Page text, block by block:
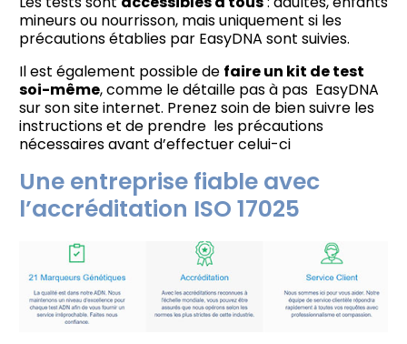
mineurs ou nourrisson, mais uniquement si les
précautions établies par EasyDNA sont suivies.
Il est également possible de faire un kit de test
soi-même, comme le détaille pas à pas EasyDNA
sur son site internet. Prenez soin de bien suivre les
instructions et de prendre les précautions
nécessaires avant d’effectuer celui-ci
Une entreprise fiable avec
l’accréditation ISO 17025